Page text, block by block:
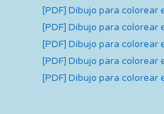
[PDF] Dibujo para colorear
[PDF] Dibujo para colorear
[PDF] Dibujo para colorear
[PDF] Dibujo para colorear
[PDF] Dibujo para colorear